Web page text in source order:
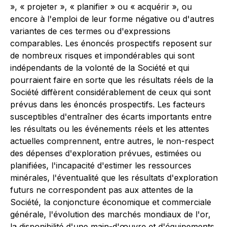
», « projeter », « planifier » ou « acquérir », ou
encore à l'emploi de leur forme négative ou d'autres
variantes de ces termes ou d'expressions
comparables. Les énoncés prospectifs reposent sur
de nombreux risques et impondérables qui sont
indépendants de la volonté de la Société et qui
pourraient faire en sorte que les résultats réels de la
Société diffèrent considérablement de ceux qui sont
prévus dans les énoncés prospectifs. Les facteurs
susceptibles d'entraîner des écarts importants entre
les résultats ou les événements réels et les attentes
actuelles comprennent, entre autres, le non-respect
des dépenses d'exploration prévues, estimées ou
planifiées, l'incapacité d'estimer les ressources
minérales, l'éventualité que les résultats d'exploration
futurs ne correspondent pas aux attentes de la
Société, la conjoncture économique et commerciale
générale, l'évolution des marchés mondiaux de l'or,